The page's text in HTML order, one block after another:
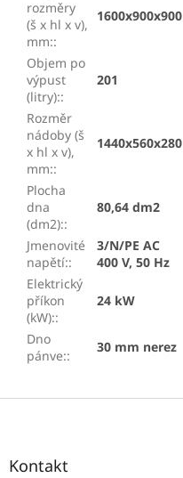
rozměry
(š x hl x v),
mm::
1600x900x900
Objem po
výpust
(litry)::
201
Rozměr
nádoby (š
x hl x v),
mm::
1440x560x280
Plocha
dna
(dm2)::
80,64 dm2
Jmenovité
napětí::
3/N/PE AC
400 V, 50 Hz
Elektrický
příkon
(kW)::
24 kW
Dno
pánve::
30 mm nerez
Z
Kontakt